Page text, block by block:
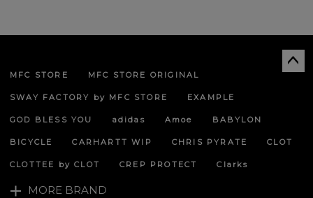
MFC STORE MFC STORE ORIGINAL
SWAY FACTORY by MFC STORE EXAMPLE
GOD BLESS YOU adidas Amoe BABYLON
BICYCLE CARHARTT WIP CHRIS PYRATE CLOT
CLOTTEE by CLOT CREP PROTECT Clarks
MORE BRAND